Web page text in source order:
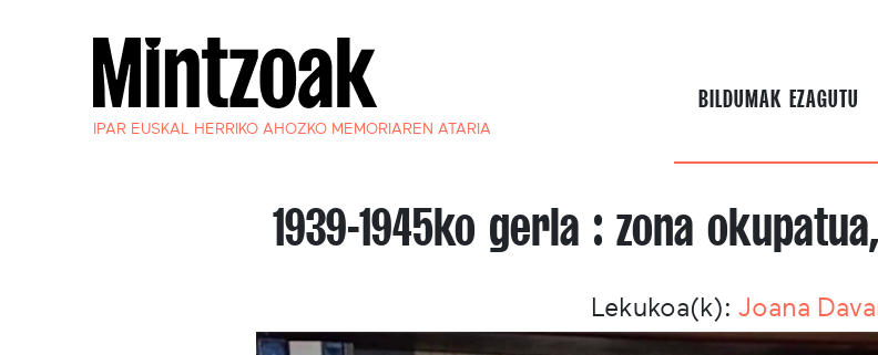
IPAR EUSKAL HERRIKO AHOZKO MEMORIAREN ATARIA
BILDUMAK EZAGUTU
1939-1945ko gerla : zona
Lekukoa(k): Joana